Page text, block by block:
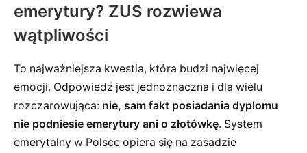
emerytury? ZUS rozwiewa
wątpliwości
To najważniejsza kwestia, która budzi najwięcej
emocji. Odpowiedź jest jednoznaczna i dla wielu
rozczarowująca: nie, sam fakt posiadania dyplomu
nie podniesie emerytury ani o złotówkę. System
emerytalny w Polsce opiera się na zasadzie